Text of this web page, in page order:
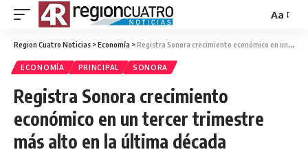
Aa
Region Cuatro Noticias >Economía >Registra Sonora crecimiento económico en un tercer trimestre más alto en la última década
ECONOMÍA PRINCIPAL SONORA
Registra Sonora crecimiento
económico en un tercer trimestre
más alto en la última década